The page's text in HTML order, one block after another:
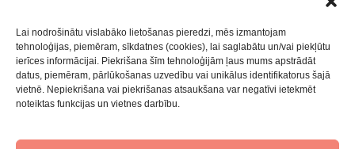
Lai nodrošinātu vislabāko lietošanas pieredzi, mēs izmantojam
tehnoloģijas, piemēram, sīkdatnes (cookies), lai saglabātu un/vai piekļūtu
ierīces informācijai. Piekrišana šīm tehnoloģijām ļaus mums apstrādāt
datus, piemēram, pārlūkošanas uzvedību vai unikālus identifikatorus šajā
vietnē. Nepiekrišana vai piekrišanas atsaukšana var negatīvi ietekmēt
noteiktas funkcijas un vietnes darbību.
Seko mums: